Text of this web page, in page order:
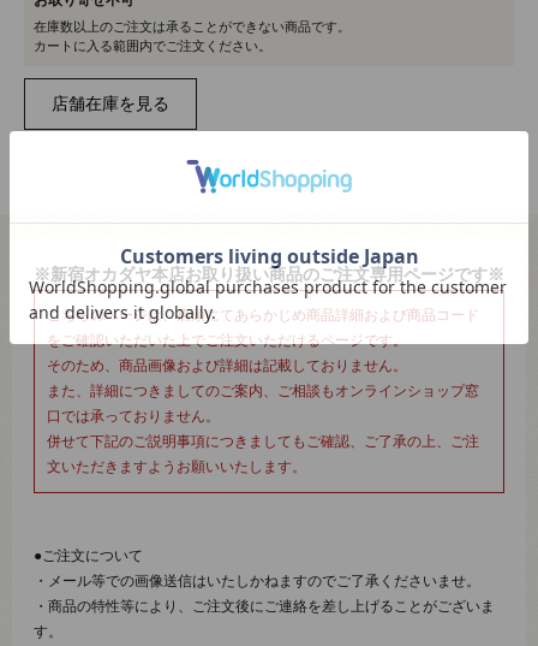
在庫数以上のご注文は承ることができない商品です。
カートに入る範囲内でご注文ください。
※新宿オカダヤ本店お取り扱い商品のご注文専用ページです※
こちらのページは、店頭にてあらかじめ商品詳細および商品コード
をご確認いただいた上でご注文いただけるページです。
そのため、商品画像および詳細は記載しておりません。
また、詳細につきましてのご案内、ご相談もオンラインショップ窓
口では承っておりません。
併せて下記のご説明事項につきましてもご確認、ご了承の上、ご注
文いただきますようお願いいたします。
●ご注文について
・メール等での画像送信はいたしかねますのでご了承くださいませ。
・商品の特性等により、ご注文後にご連絡を差し上げることがございま
す。